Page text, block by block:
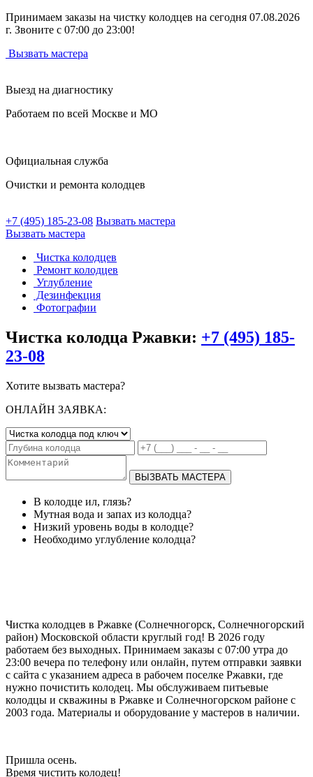
Принимаем заказы на чистку колодцев на сегодня 07.08.2026
г. Звоните с 07:00 до 23:00!
Вызвать мастера
Выезд на диагностику
Работаем по всей Москве и МО
Официальная служба
Очистки и ремонта колодцев
+7 (495) 185-23-08 Вызвать мастера
Вызвать мастера
Чистка колодцев
Ремонт колодцев
Углубление
Дезинфекция
Фотографии
Чистка колодца Ржавки: +7 (495) 185-
23-08
Хотите вызвать мастера?
ОНЛАЙН ЗАЯВКА:
ВЫЗВАТЬ МАСТЕРА
В колодце ил, глязь?
Мутная вода и запах из колодца?
Низкий уровень воды в колодце?
Необходимо углубление колодца?
Чистка колодцев в Ржавке (Солнечногорск, Солнечногорский
район) Московской области круглый год! В 2026 году
работаем без выходных. Принимаем заказы с 07:00 утра до
23:00 вечера по телефону или онлайн, путем отправки заявки
с сайта с указанием адреса в рабочем поселке Ржавки, где
нужно почистить колодец. Мы обслуживаем питьевые
колодцы и скважины в Ржавке и Солнечногорском районе с
2003 года. Материалы и оборудование у мастеров в наличии.
Пришла осень.
Время чистить колодец!